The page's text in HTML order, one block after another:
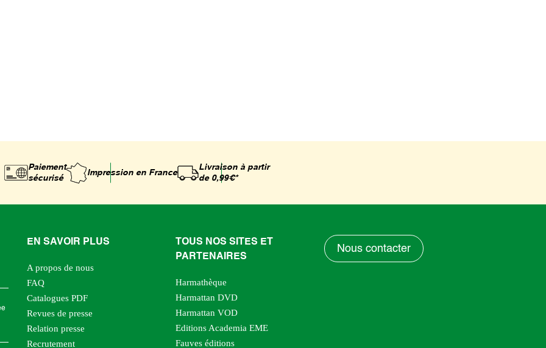
Paiement
sécurisé
Impression en France
Livraison à partir
de 0,99€*
EN SAVOIR PLUS
A propos de nous
FAQ
Catalogues PDF
Revues de presse
Relation presse
Recrutement
TOUS NOS SITES ET
PARTENAIRES
Harmathèque
Harmattan DVD
Harmattan VOD
Editions Academia EME
Fauves éditions
Nous contacter